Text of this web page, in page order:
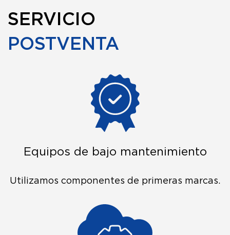
SERVICIO
POSTVENTA
Equipos de bajo mantenimiento
Utilizamos componentes de primeras marcas.